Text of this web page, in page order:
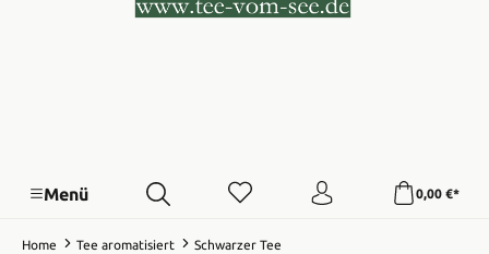
Menü 0,00 €*
Home Tee aromatisiert Schwarzer Tee